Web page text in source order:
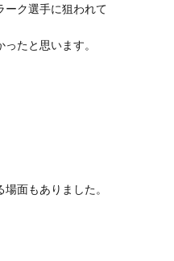
ーク選手に狙われて
たと思います。
面もありました。